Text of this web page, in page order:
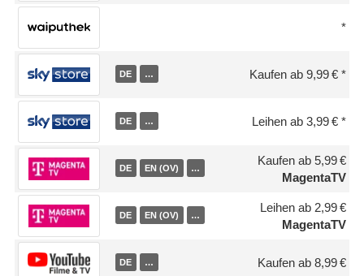
DE … Kaufen ab 9,99 €
DE … Leihen ab 3,99 €
DE EN (OV) …
Kaufen ab 5,99 €
MagentaTV
DE EN (OV) …
Leihen ab 2,99 €
MagentaTV
DE … Kaufen ab 8,99 €